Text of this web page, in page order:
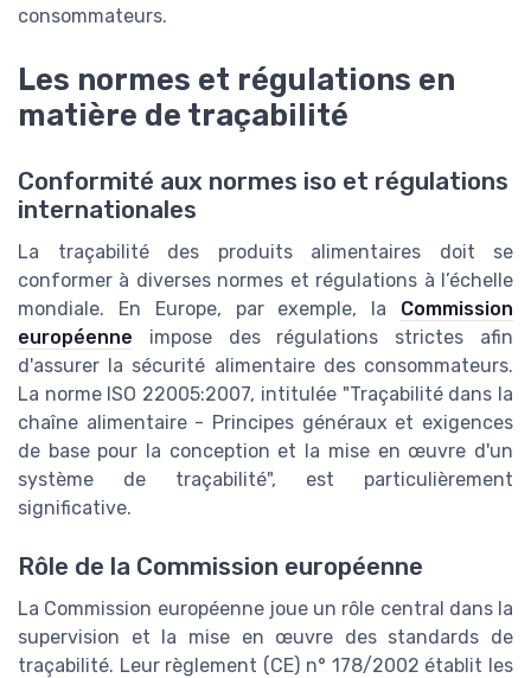
consommateurs.
Les normes et régulations en
matière de traçabilité
Conformité aux normes iso et régulations
internationales
La traçabilité des produits alimentaires doit se
conformer à diverses normes et régulations à l’échelle
mondiale. En Europe, par exemple, la Commission
européenne impose des régulations strictes afin
d'assurer la sécurité alimentaire des consommateurs.
La norme ISO 22005:2007, intitulée "Traçabilité dans la
chaîne alimentaire - Principes généraux et exigences
de base pour la conception et la mise en œuvre d'un
système de traçabilité", est particulièrement
significative.
Rôle de la Commission européenne
La Commission européenne joue un rôle central dans la
supervision et la mise en œuvre des standards de
traçabilité. Leur règlement (CE) n° 178/2002 établit les